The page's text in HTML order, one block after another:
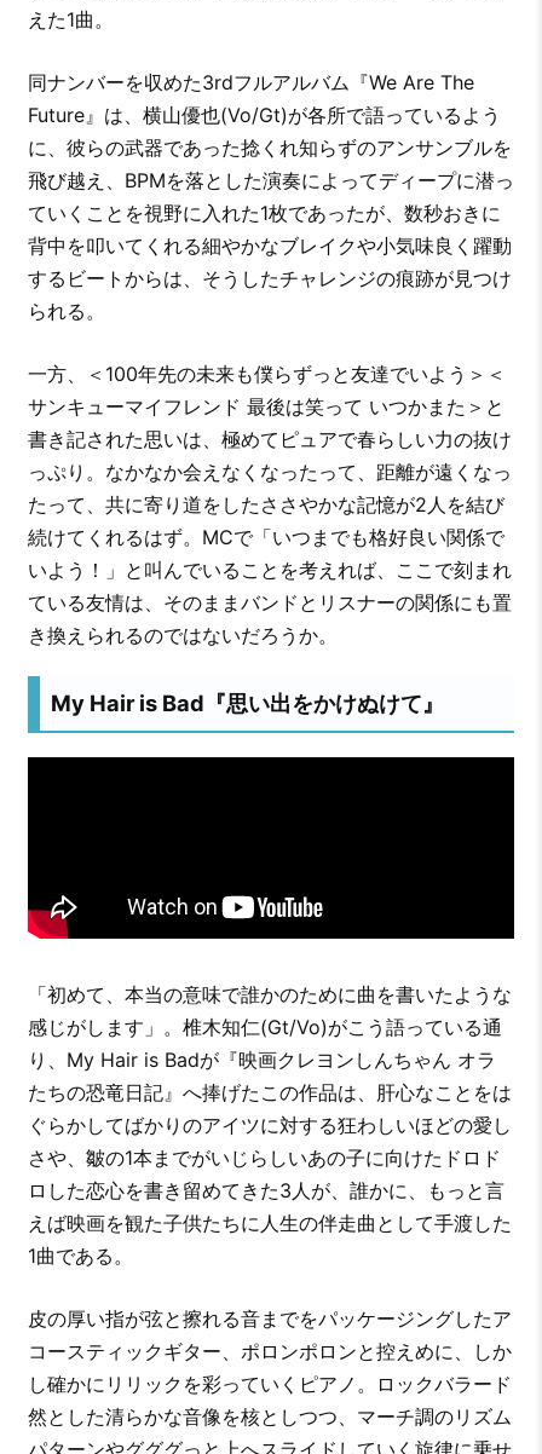
えた1曲。
同ナンバーを収めた3rdフルアルバム『We Are The
Future』は、横山優也(Vo/Gt)が各所で語っているよう
に、彼らの武器であった捻くれ知らずのアンサンブルを
飛び越え、BPMを落とした演奏によってディープに潜っ
ていくことを視野に入れた1枚であったが、数秒おきに
背中を叩いてくれる細やかなブレイクや小気味良く躍動
するビートからは、そうしたチャレンジの痕跡が見つけ
られる。
一方、＜100年先の未来も僕らずっと友達でいよう＞＜
サンキューマイフレンド 最後は笑って いつかまた＞と
書き記された思いは、極めてピュアで春らしい力の抜け
っぷり。なかなか会えなくなったって、距離が遠くなっ
たって、共に寄り道をしたささやかな記憶が2人を結び
続けてくれるはず。MCで「いつまでも格好良い関係で
いよう！」と叫んでいることを考えれば、ここで刻まれ
ている友情は、そのままバンドとリスナーの関係にも置
き換えられるのではないだろうか。
My Hair is Bad『思い出をかけぬけて』
「初めて、本当の意味で誰かのために曲を書いたような
感じがします」。椎木知仁(Gt/Vo)がこう語っている通
り、My Hair is Badが『映画クレヨンしんちゃん オラ
たちの恐竜日記』へ捧げたこの作品は、肝心なことをは
ぐらかしてばかりのアイツに対する狂わしいほどの愛し
さや、皺の1本までがいじらしいあの子に向けたドロド
ロした恋心を書き留めてきた3人が、誰かに、もっと言
えば映画を観た子供たちに人生の伴走曲として手渡した
1曲である。
皮の厚い指が弦と擦れる音までをパッケージングしたア
コースティックギター、ポロンポロンと控えめに、しか
し確かにリリックを彩っていくピアノ。ロックバラード
然とした清らかな音像を核としつつ、マーチ調のリズム
パターンやグググっと上へスライドしていく旋律に乗せ